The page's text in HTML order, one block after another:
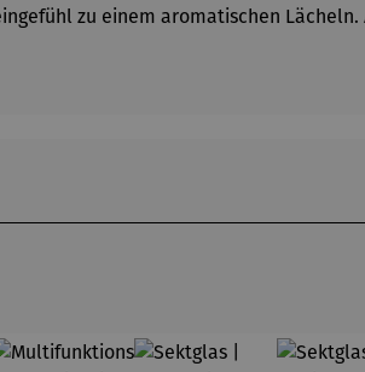
zu einem aromatischen Lächeln.